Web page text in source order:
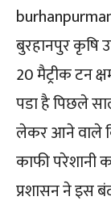
बुरहानपुर कृषि
20 मैट्रीक टन
पडा है पिछले
लेकर आने वाले
काफी परेशानी
प्रशासन ने इस